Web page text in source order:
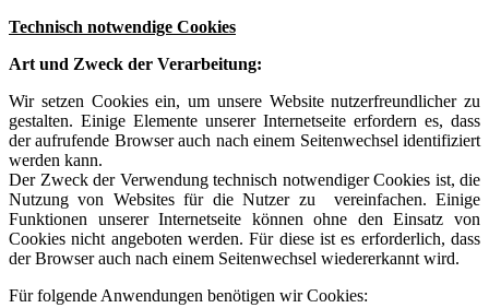
Technisch notwendige Cookies
Art und Zweck der Verarbeitung:
Wir setzen Cookies ein, um unsere Website nutzerfreundlicher zu
gestalten. Einige Elemente unserer Internetseite erfordern es, dass
der aufrufende Browser auch nach einem Seitenwechsel identifiziert
werden kann.
Der Zweck der Verwendung technisch notwendiger Cookies ist, die
Nutzung von Websites für die Nutzer zu vereinfachen. Einige
Funktionen unserer Internetseite können ohne den Einsatz von
Cookies nicht angeboten werden. Für diese ist es erforderlich, dass
der Browser auch nach einem Seitenwechsel wiedererkannt wird.
Für folgende Anwendungen benötigen wir Cookies: